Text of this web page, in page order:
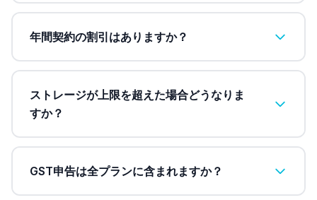
年間契約の割引はありますか？
ストレージが上限を超えた場合どうなりま
すか？
GST申告は全プランに含まれますか？